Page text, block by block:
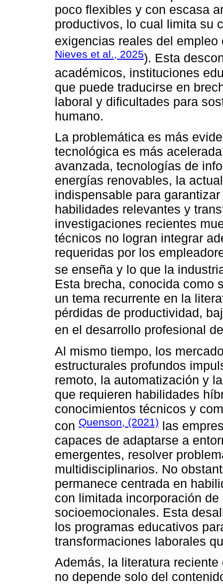
poco flexibles y con escasa
productivos, lo cual limita su
exigencias reales del empleo
Nieves et al., 2025). Esta
académicos, instituciones
que puede traducirse en
laboral y dificultades para
humano.
La problemática es más
tecnológica es más
avanzada, tecnologías de
energías renovables, la
indispensable para
habilidades relevantes y
investigaciones recientes
técnicos no logran integrar
requeridas por los
se enseña y lo que la
Esta brecha, conocida como
un tema recurrente en la
pérdidas de productividad,
en el desarrollo profesional
Al mismo tiempo, los
estructurales profundos
remoto, la automatización y
que requieren habilidades
conocimientos técnicos y
con Quenson, (2021) las
capaces de adaptarse a
emergentes, resolver
multidisciplinarios. No
permanece centrada en
con limitada incorporación
socioemocionales. Esta
los programas educativos
transformaciones laborales
Además, la literatura
no depende solo del